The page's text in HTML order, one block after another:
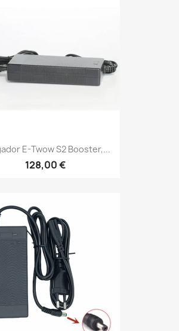
E-Twow S2 Booster,...
128,00 €